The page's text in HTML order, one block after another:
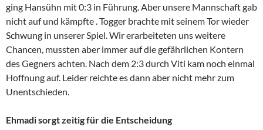
ging Hansühn mit 0:3 in Führung. Aber unsere Mannschaft gab
nicht auf und kämpfte . Togger brachte mit seinem Tor wieder
Schwung in unserer Spiel. Wir erarbeiteten uns weitere
Chancen, mussten aber immer auf die gefährlichen Kontern
des Gegners achten. Nach dem 2:3 durch Viti kam noch einmal
Hoffnung auf. Leider reichte es dann aber nicht mehr zum
Unentschieden.
Ehmadi sorgt zeitig für die Entscheidung